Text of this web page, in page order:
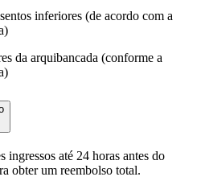
inferiores (de acordo com a
da arquibancada (conforme a
ingressos até 24 horas antes do
obter um reembolso total.